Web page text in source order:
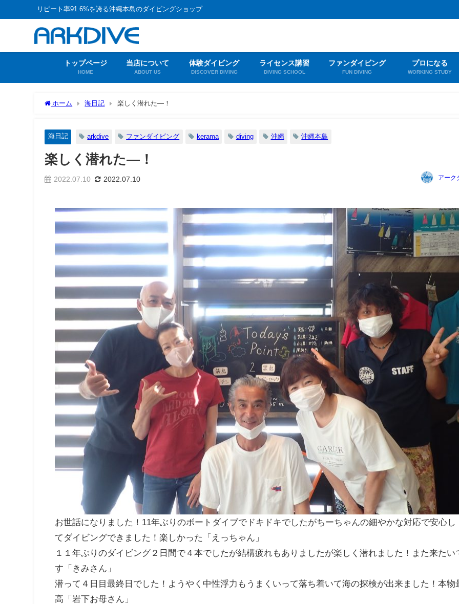
リピート率91.6%を誇る沖縄本島のダイビングショップ
トップページ
HOME
当店について
ABOUT US
体験ダイビング
DISCOVER DIVING
ライセンス講習
DIVING SCHOOL
ファンダイビング
FUN DIVING
プロになる
WORKING STUDY
ホーム 海日記 楽しく潜れた―！
海日記 arkdive ファンダイビング kerama diving 沖縄 沖縄本島
楽しく潜れた―！
2022.07.10 2022.07.10 アーク
お世話になりました！11年ぶりのボートダイブでドキドキでしたがちーちゃんの細やかな対応で安心し
てダイビングできました！楽しかった「えっちゃん」
１１年ぶりのダイビング２日間で４本でしたが結構疲れもありましたが楽しく潜れました！また来たい
す「きみさん」
潜って４日目最終日でした！ようやく中性浮力もうまくいって落ち着いて海の探検が出来ました！本物
高「岩下お母さん」